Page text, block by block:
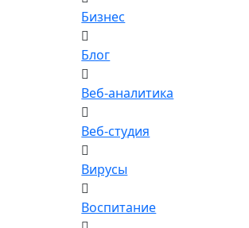
Бизнес
Блог
Веб-аналитика
Веб-студия
Вирусы
Воспитание